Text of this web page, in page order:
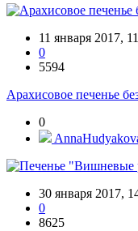
11 января 2017,
0
5594
Арахисовое печенье
0
30 января 2017,
0
8625